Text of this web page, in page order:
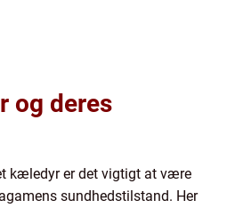
og deres
kæledyr er det vigtigt at være
sundhedstilstand. Her